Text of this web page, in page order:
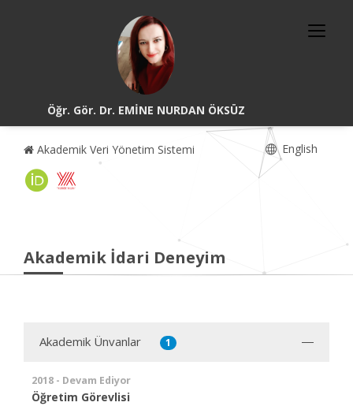
Öğr. Gör. Dr. EMİNE NURDAN ÖKSÜZ
Akademik Veri Yönetim Sistemi English
Akademik İdari Deneyim
Akademik Ünvanlar 1
2018 - Devam Ediyor
Öğretim Görevlisi